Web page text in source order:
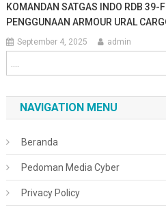
KOMANDAN SATGAS INDO RDB 39-
PENGGUNAAN ARMOUR URAL
September 4, 2025 admin
NAVIGATION MENU
Beranda
Pedoman Media Cyber
Privacy Policy